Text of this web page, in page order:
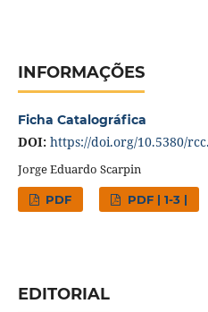
INFORMAÇÕES
Ficha Catalográfica
DOI: https://doi.org/10.5380/
Jorge Eduardo Scarpin
PDF PDF | 1-3 |
EDITORIAL